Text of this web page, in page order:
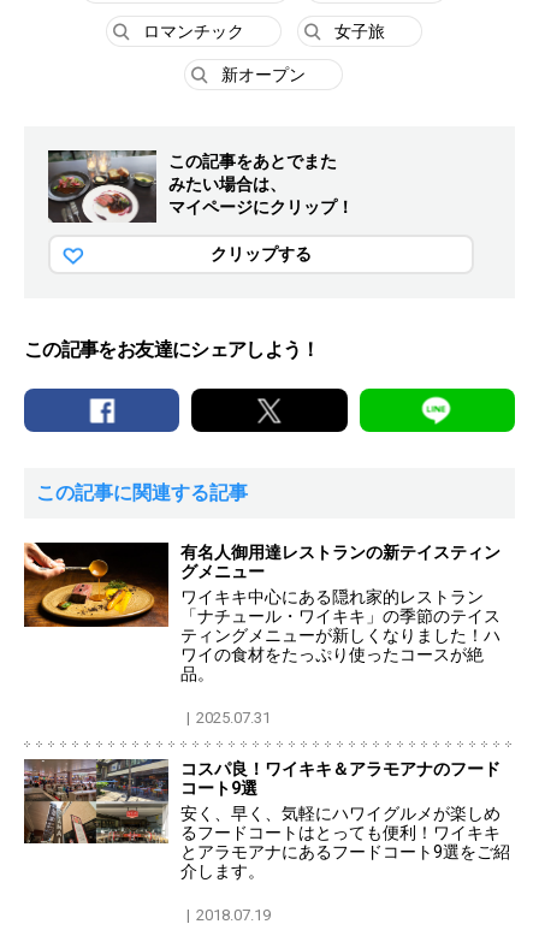
ロマンチック 女子旅
新オープン
この記事をあとでまた
みたい場合は、
マイページにクリップ！
クリップする
この記事をお友達にシェアしよう！
この記事に関連する記事
有名人御用達レストランの新テイスティン
グメニュー
ワイキキ中心にある隠れ家的レストラン
「ナチュール・ワイキキ」の季節のテイス
ティングメニューが新しくなりました！ハ
ワイの食材をたっぷり使ったコースが絶
品。
2025.07.31
コスパ良！ワイキキ＆アラモアナのフード
コート9選
安く、早く、気軽にハワイグルメが楽しめ
るフードコートはとっても便利！ワイキキ
とアラモアナにあるフードコート9選をご紹
介します。
2018.07.19